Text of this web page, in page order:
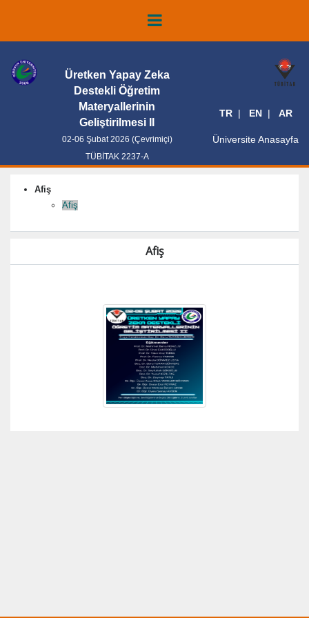
Üretken Yapay Zeka
Destekli Öğretim
Materyallerinin
Geliştirilmesi II
02-06 Şubat 2026 (Çevrimiçi)
TÜBİTAK 2237-A
TR EN AR
Üniversite Anasayfa
Afiş
Afiş
Afiş